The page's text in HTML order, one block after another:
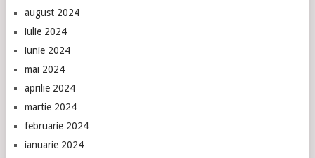
august 2024
iulie 2024
iunie 2024
mai 2024
aprilie 2024
martie 2024
februarie 2024
ianuarie 2024